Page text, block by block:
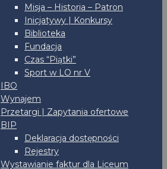
Misja – Historia – Patron
Inicjatywy | Konkursy
Biblioteka
Fundacja
Czas “Piątki”
Sport w LO nr V
IBO
Wynajem
Przetargi | Zapytania ofertowe
BIP
Deklaracja dostępności
Rejestry
Wystawianie faktur dla Liceum